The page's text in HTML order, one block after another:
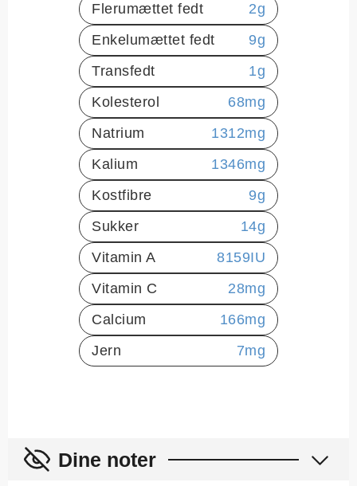
Flerumættet fedt 2g
Enkelumættet fedt
9g
Transfedt
1g
Kolesterol
68mg
Natrium
1312mg
Kalium
1346mg
Kostfibre
9g
Sukker
14g
Vitamin A
8159IU
Vitamin C
28mg
Calcium
166mg
Jern
7mg
Dine noter